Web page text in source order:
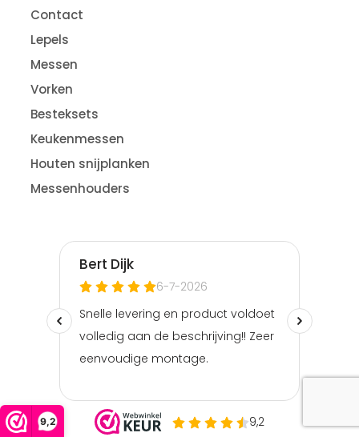
9,2
Contact
Lepels
Messen
Vorken
Besteksets
Keukenmessen
Houten snijplanken
Messenhouders